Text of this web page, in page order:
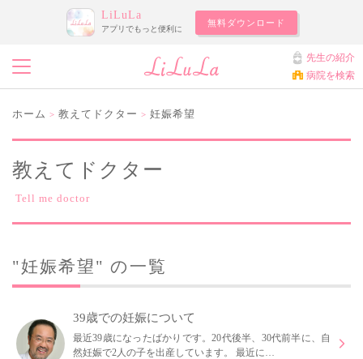
LiLuLa
アプリでもっと便利に
無料ダウンロード
先生の紹介
病院を検索
ホーム > 教えてドクター > 妊娠希望
教えてドクター
Tell me doctor
"妊娠希望" の一覧
39歳での妊娠について
最近39歳になったばかりです。20代後半、30代前半に、自
然妊娠で2人の子を出産しています。 最近に…